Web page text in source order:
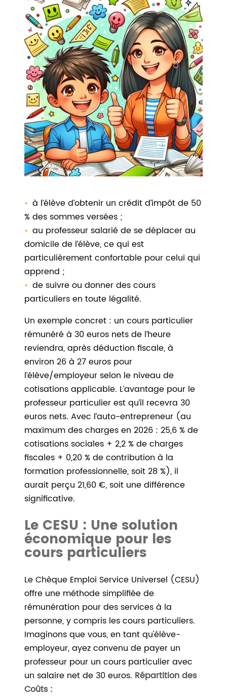
à l’élève d’obtenir un crédit d’impôt de 50
% des sommes versées ;
au professeur salarié de se déplacer au
domicile de l’élève, ce qui est
particulièrement confortable pour celui qui
apprend ;
de suivre ou donner des cours
particuliers en toute légalité.
Un exemple concret : un cours particulier
rémunéré à 30 euros nets de l’heure
reviendra, après déduction fiscale, à
environ 26 à 27 euros pour
l’élève/employeur selon le niveau de
cotisations applicable. L’avantage pour le
professeur particulier est qu’il recevra 30
euros nets. Avec l’auto-entrepreneur (au
maximum des charges en 2026 : 25,6 % de
cotisations sociales + 2,2 % de charges
fiscales + 0,20 % de contribution à la
formation professionnelle, soit 28 %), il
aurait perçu 21,60 €, soit une différence
significative.
Le CESU : Une solution
économique pour les
cours particuliers
Le Chèque Emploi Service Universel (CESU)
offre une méthode simplifiée de
rémunération pour des services à la
personne, y compris les cours particuliers.
Imaginons que vous, en tant qu'élève-
employeur, ayez convenu de payer un
professeur pour un cours particulier avec
un salaire net de 30 euros. Répartition des
Coûts :